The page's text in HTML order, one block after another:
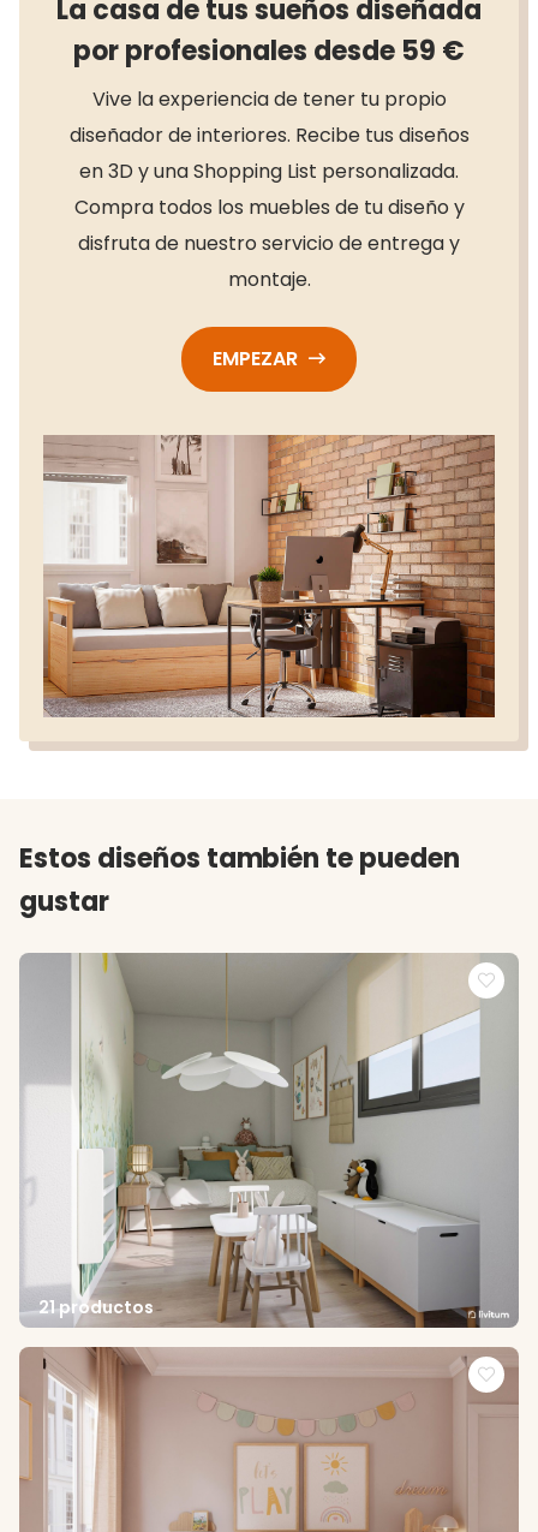
La casa de tus sueños diseñada
por profesionales desde 59 €
Vive la experiencia de tener tu propio
diseñador de interiores. Recibe tus diseños
en 3D y una Shopping List personalizada.
Compra todos los muebles de tu diseño y
disfruta de nuestro servicio de entrega y
montaje.
EMPEZAR
Estos diseños también te pueden
gustar
21 productos